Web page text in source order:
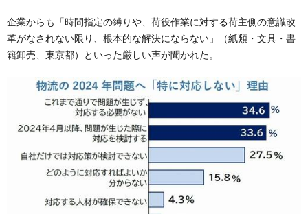
企業からも「時間指定の縛りや、荷役作業に対する荷主側の意識改
革がなされない限り、根本的な解決にならない」（紙類・文具・書
籍卸売、東京都）といった厳しい声が聞かれた。